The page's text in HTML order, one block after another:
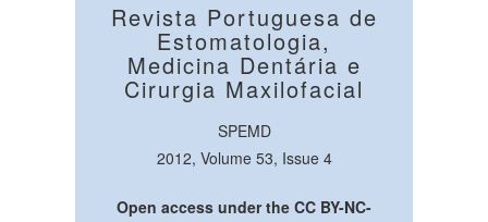
Revista Portuguesa de
Estomatologia,
Medicina Dentária e
Cirurgia Maxilofacial
SPEMD
2012, Volume 53, Issue 4
Open access under the CC BY-NC-